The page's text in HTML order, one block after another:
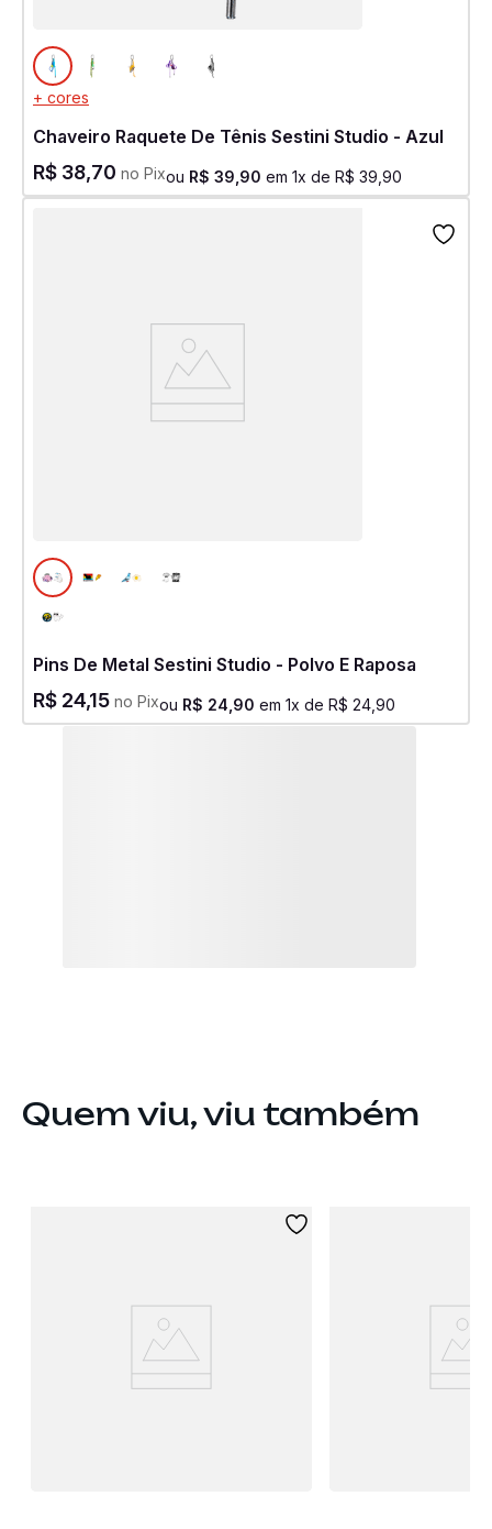
+ cores
Chaveiro Raquete De Tênis Sestini Studio - Azul
R$ 38,70 no Pixou R$ 39 90 em 1x de R$ 39 90
Pins De Metal Sestini Studio - Polvo E Raposa
R$ 24,15 no Pixou R$ 24 90 em 1x de R$ 24 90
Quem viu, viu também